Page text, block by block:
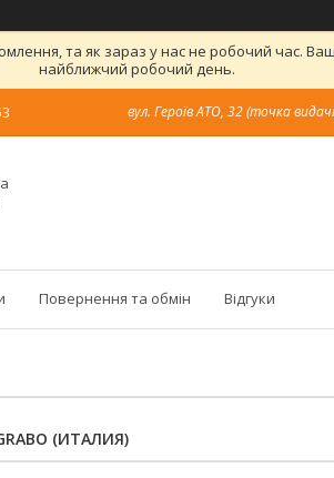
та як зараз у нас не робочий час.
найближчий робочий день.
вул. Героїв АТО, 32 (точка
Повернення та обмін Відгуки
(ИТАЛИЯ)